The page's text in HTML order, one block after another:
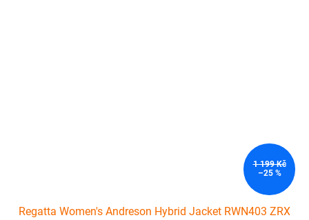
1 199 Kč
–25 %
Regatta Women's Andreson Hybrid Jacket RWN403 ZRX